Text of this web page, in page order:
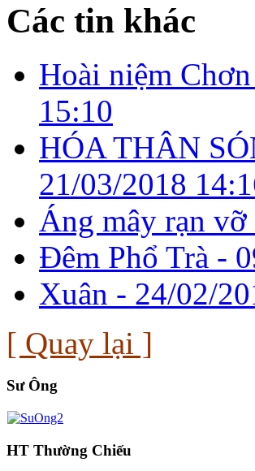
Các tin khác
Hoài niệm
15:10
HÓA THÂN
21/03/2018
Áng mây rạn vỡ
Đêm Phổ Trà -
Xuân - 24/02/
[ Quay lại ]
Sư Ông
HT Thường Chiếu